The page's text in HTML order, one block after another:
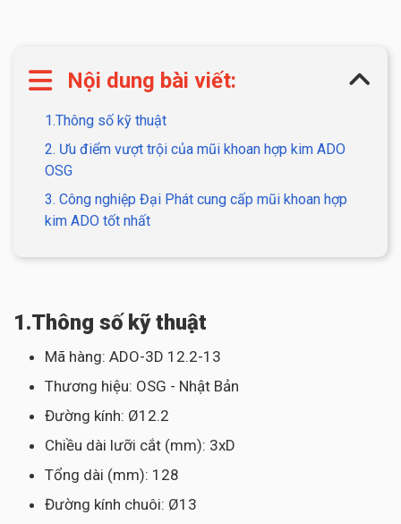
Nội dung bài viết:
1.Thông số kỹ thuật
2. Ưu điểm vượt trội của mũi khoan hợp kim ADO
OSG
3. Công nghiệp Đại Phát cung cấp mũi khoan hợp
kim ADO tốt nhất
1.Thông số kỹ thuật
Mã hàng: ADO-3D 12.2-13
Thương hiệu: OSG - Nhật Bản
Đường kính: Ø12.2
Chiều dài lưỡi cắt (mm): 3xD
Tổng dài (mm): 128
Đường kính chuôi: Ø13